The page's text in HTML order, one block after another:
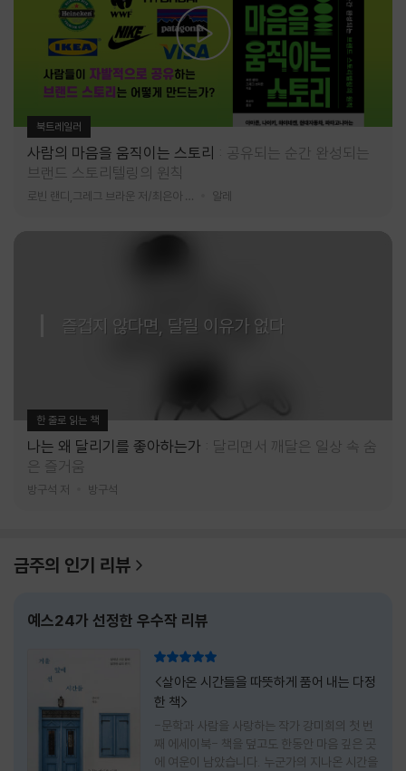
북트레일러
사람의 마음을 움직이는 스토리
공유되는 순간 완성되는
브랜드 스토리텔링의 원칙
알레
즐겁지 않다면, 달릴 이유가 없다
한 줄로 읽는 책
나는 왜 달리기를 좋아하는가
달리면서 깨달은 일상 속 숨
은 즐거움
방구석 저 방구석
금주의 인기 리뷰
예스24가 선정한 우수작 리뷰
<살아온 시간들을 따뜻하게 품어 내는 다정
한 책>
-문학과 사람을 사랑하는 작가 강미희의 첫 번
째 에세이북- 책을 덮고도 한동안 마음 깊은 곳
에 여운이 남았습니다. 누군가의 지나온 시간을